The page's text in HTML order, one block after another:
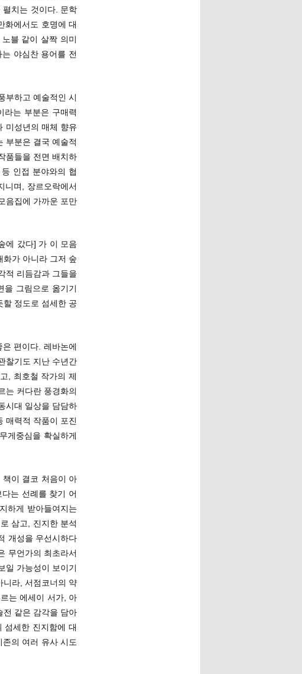
치는 것이다. 문학
화에서도 호명에 대
블 같이 살짝 의미
야심찬 용어를 전
부하고 예술적인 시
라는 부분은 구매력
미성년의 매체 향유
부분은 결국 예술적
품들을 전면 배치하
인접 분야와의 협
니며, 장르오락에서
음집에 가까운 포만
에 갔다] 가 이 모음
화가 아니라 그저 숲
적 리듬감과 그들을
을 그림으로 옮기기
할 정도로 섬세한 공
편이다. 레바논에
찰기도 지난 수년간
, 최호철 작가의 제
는 커다란 풍경화의
시대 일상을 담담하
매력적 작품이 포진
게중심을 확실하게
이 결코 처음이 아
는 선례를 찾기 어
하게 받아들여지는
삼고, 진지한 분석
개성을 우선시하다
무언가의 최초라서
일 가능성이 보이기
니라, 서점코너의 약
는 에세이 서가, 아
전 같은 감각을 담아
섬세한 진지함에 대
의 여러 유사 시도